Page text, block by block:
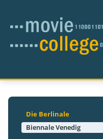
Die Berlinale
Biennale Venedig